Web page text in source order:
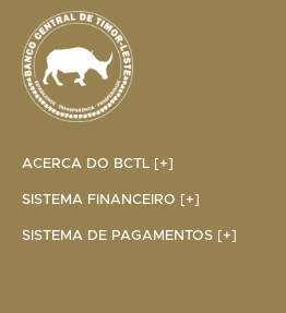
ACERCA DO BCTL [+]
SISTEMA FINANCEIRO [+]
SISTEMA DE PAGAMENTOS [+]